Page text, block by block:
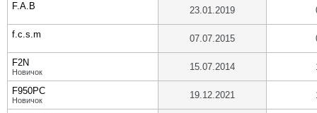
F.A.B 23.01.2019
f.c.s.m 07.07.2015
F2N
Новичок 15.07.2014
F950PC
Новичок 19.12.2021